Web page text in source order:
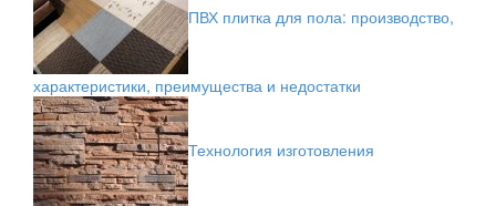
ПВХ плитка для пола: производство,
характеристики, преимущества и недостатки
Технология изготовления